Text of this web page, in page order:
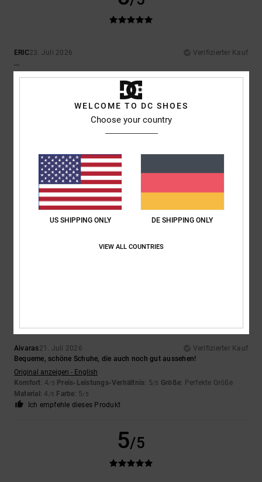
ERIC23. Juli 2026
Verifizierter Kauf
...
Original anzeigen - Français
Preis-Leistungs-Verhältnis
Ich empfehle dieses Produkt
23. Juli 2026
Sehr bequem
Original anzeigen - Français
Aivaras21. Juli 2026
Verifizierter Kauf
Bequeme, schöne Schuhe, die auch noch gut aussehen!
Original anzeigen - English
Komfort: 4/5 Preis-Leistungs-Verhältnis: 5/5 Größe: Perfekte Größe
Material: 4 /5 Farbe: 5/5
Ich empfehle dieses Produkt
5/5
WELCOME TO DC SHOES
Choose your country
US SHIPPING ONLY DE SHIPPING ONLY
VIEW ALL COUNTRIES